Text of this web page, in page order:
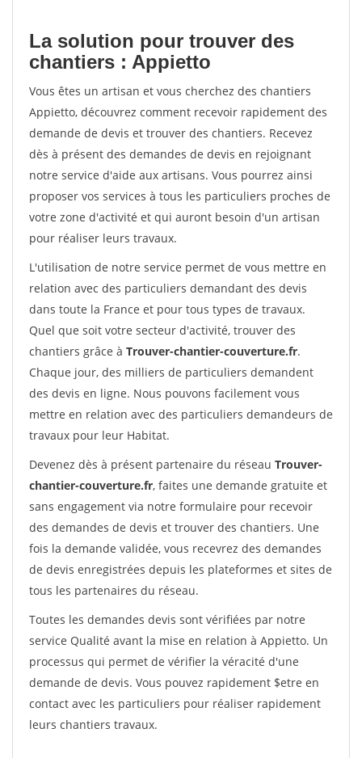
La solution pour trouver des
chantiers : Appietto
Vous êtes un artisan et vous cherchez des chantiers
Appietto, découvrez comment recevoir rapidement des
demande de devis et trouver des chantiers. Recevez
dès à présent des demandes de devis en rejoignant
notre service d'aide aux artisans. Vous pourrez ainsi
proposer vos services à tous les particuliers proches de
votre zone d'activité et qui auront besoin d'un artisan
pour réaliser leurs travaux.
L'utilisation de notre service permet de vous mettre en
relation avec des particuliers demandant des devis
dans toute la France et pour tous types de travaux.
Quel que soit votre secteur d'activité, trouver des
chantiers grâce à Trouver-chantier-couverture.fr.
Chaque jour, des milliers de particuliers demandent
des devis en ligne. Nous pouvons facilement vous
mettre en relation avec des particuliers demandeurs de
travaux pour leur Habitat.
Devenez dès à présent partenaire du réseau Trouver-
chantier-couverture.fr, faites une demande gratuite et
sans engagement via notre formulaire pour recevoir
des demandes de devis et trouver des chantiers. Une
fois la demande validée, vous recevrez des demandes
de devis enregistrées depuis les plateformes et sites de
tous les partenaires du réseau.
Toutes les demandes devis sont vérifiées par notre
service Qualité avant la mise en relation à Appietto. Un
processus qui permet de vérifier la véracité d'une
demande de devis. Vous pouvez rapidement $etre en
contact avec les particuliers pour réaliser rapidement
leurs chantiers travaux.